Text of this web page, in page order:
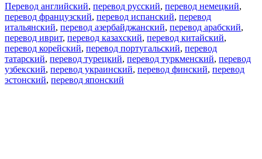
Перевод английский, перевод русский, перевод немецкий,
перевод французский, перевод испанский, перевод
итальянский, перевод азербайджанский, перевод арабский,
перевод иврит, перевод казахский, перевод китайский,
перевод корейский, перевод португальский, перевод
татарский, перевод турецкий, перевод туркменский, перевод
узбекский, перевод украинский, перевод финский, перевод
эстонский, перевод японский